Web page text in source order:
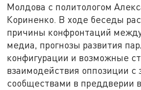
Молдова с политологом
Кориненко. В ходе беседы
причины конфронтаций
медиа, прогнозы развития
конфигурации и возможные
взаимодействия оппозиции
сообществами в преддверии